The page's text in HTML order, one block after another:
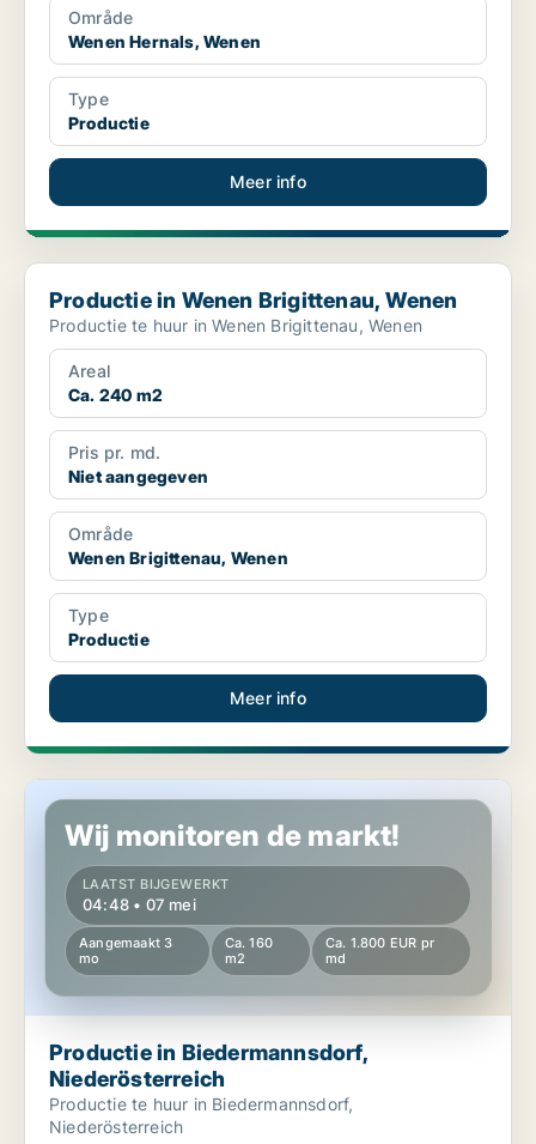
Område
Wenen Hernals, Wenen
Type
Productie
Meer info
Productie in Wenen Brigittenau, Wenen
Productie in Wenen Brigittenau, Wenen
Productie te huur in Wenen Brigittenau, Wenen
Areal
Ca. 240 m2
Pris pr. md.
Niet aangegeven
Område
Wenen Brigittenau, Wenen
Type
Productie
Meer info
Productie in Biedermannsdorf, Niederösterreich
Wij monitoren de markt!
LAATST BIJGEWERKT
04:48 • 07 mei
Aangemaakt 3
mo
Ca. 160
m2
Ca. 1.800 EUR pr
md
Productie in Biedermannsdorf,
Niederösterreich
Productie te huur in Biedermannsdorf,
Niederösterreich